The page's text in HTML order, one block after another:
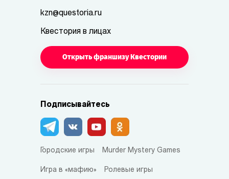
kzn@questoria.ru
Квестория в лицах
Открыть франшизу Квестории
Подписывайтесь
Городские игры Murder Mystery Games
Игра в «мафию» Ролевые игры